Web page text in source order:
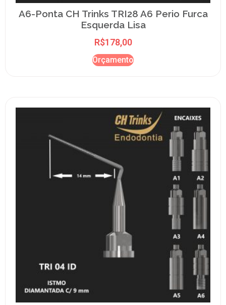
A6-Ponta CH Trinks TRI28 A6 Perio Furca
Esquerda Lisa
R$178,00
Orçamento